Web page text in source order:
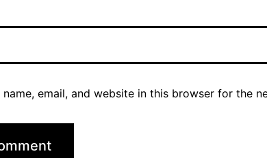
name, email, and website in this browser for the